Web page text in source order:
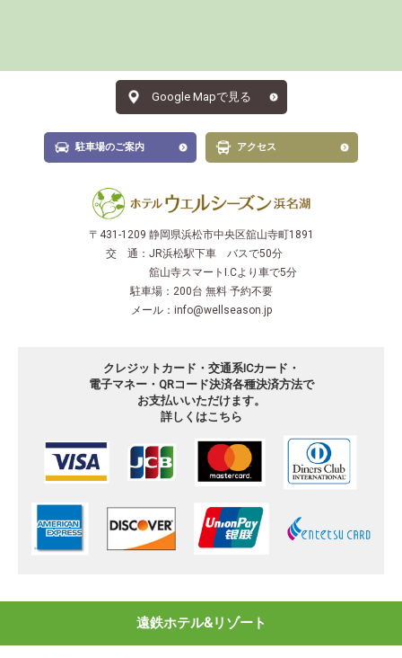
Google Mapで見る
駐車場のご案内 アクセス
〒431-1209 静岡県浜松市中央区舘山寺町1891
交 通： JR浜松駅下車 バスで50分
舘山寺スマートI.Cより車で5分
駐車場： 200台 無料 予約不要
メール： info@wellseason.jp
クレジットカード・交通系ICカード・
電子マネー・QRコード決済各種決済方法で
お支払いいただけます。
詳しくはこちら
遠鉄ホテル&リゾート